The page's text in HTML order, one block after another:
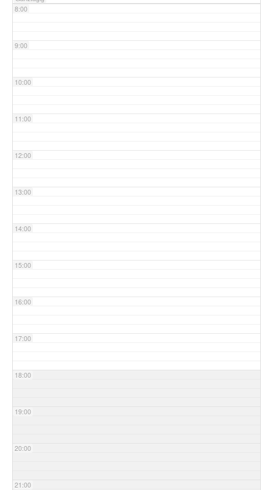
8:00
9:00
10:00
11:00
12:00
13:00
14:00
15:00
16:00
17:00
18:00
19:00
20:00
21:00